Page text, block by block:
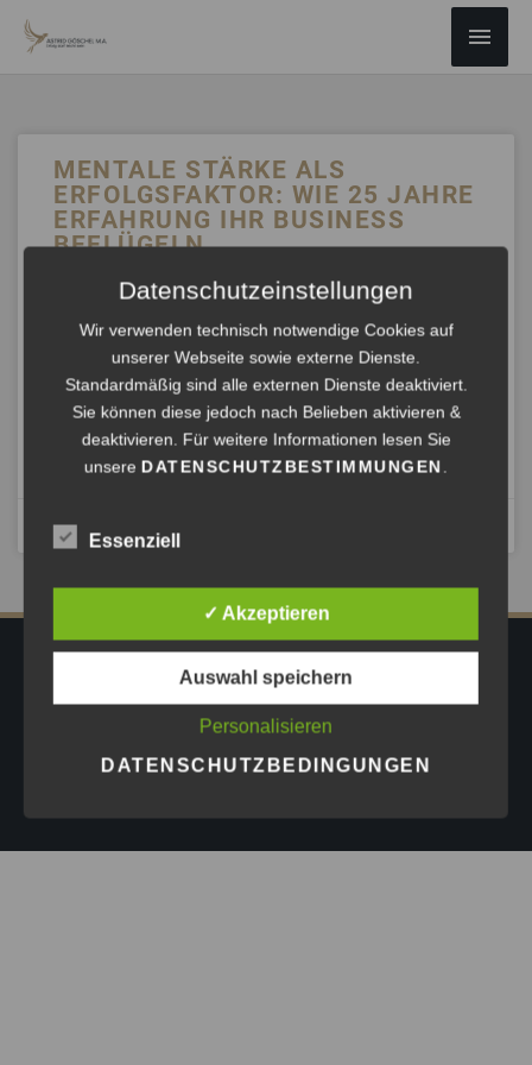
INHALT
MENTALE STÄRKE ALS
ERFOLGSFAKTOR: WIE 25 JAHRE
ERFAHRUNG IHR BUSINESS
BEFLÜGELN
Früher stand ich im Rampenlicht, heute unterstütze ich
Führungskräfte im Hintergrund, damit sie ihre eigene
Bühne souverän meistern können. Dabei geht es nicht nur
um schnelle Problemlösungen, sondern um den Aufbau
nachhaltiger mentaler Resilienz.
ANHÖREN »
Oktober 10, 2024
IMPRESSUM DATENSCHUTZ
PRESSE
Copyright © 2026Astrid Göschel M.A. - Erfolg darf leicht
Datenschutzeinstellungen
Wir verwenden technisch notwendige Cookies auf
unserer Webseite sowie externe Dienste.
Standardmäßig sind alle externen Dienste deaktiviert.
Sie können diese jedoch nach Belieben aktivieren &
deaktivieren. Für weitere Informationen lesen Sie
unsereDATENSCHUTZBESTIMMUNGEN.
Essenziell
✓ Akzeptieren
Auswahl speichern
Personalisieren
DATENSCHUTZBEDINGUNGEN